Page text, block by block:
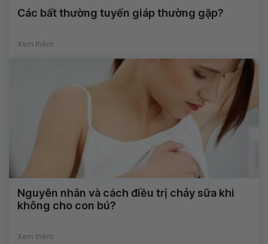
Các bất thường tuyến giáp thường gặp?
Xem thêm
Nguyên nhân và cách điều trị chảy sữa khi
không cho con bú?
Xem thêm